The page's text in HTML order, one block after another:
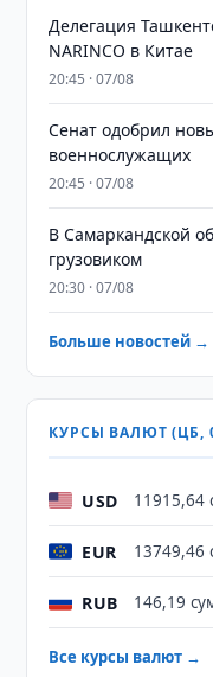
Делегация
NARINCO в Китае
20:45 · 07/08
Сенат одобрил
военнослужащих
20:45 · 07/08
В Самаркандской
грузовиком
20:30 · 07/08
Больше новостей →
КУРСЫ ВАЛЮТ (ЦБ,
USD 11915,64
EUR 13749,46
RUB 146,19
Все курсы валют →